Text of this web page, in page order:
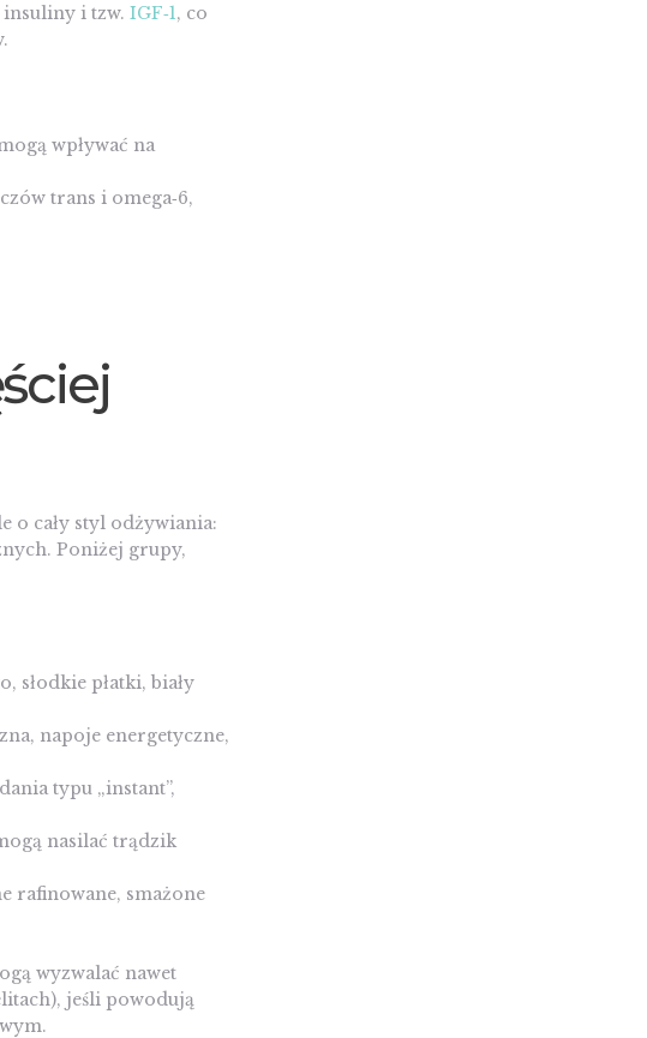
i tzw. IGF‑1, co
wpływać na
trans i omega‑6,
o cały styl odżywiania:
Poniżej grupy,
słodkie płatki, biały
napoje energetyczne,
typu „instant”,
nasilać trądzik
rafinowane, smażone
wyzwalać nawet
jeśli powodują